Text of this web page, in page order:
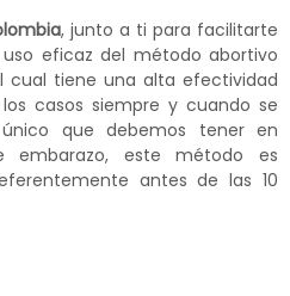
, junto a ti para facilitarte
eficaz del método abortivo
cual tiene una alta efectividad
casos siempre y cuando se
que debemos tener en
este método es
antes de las 10